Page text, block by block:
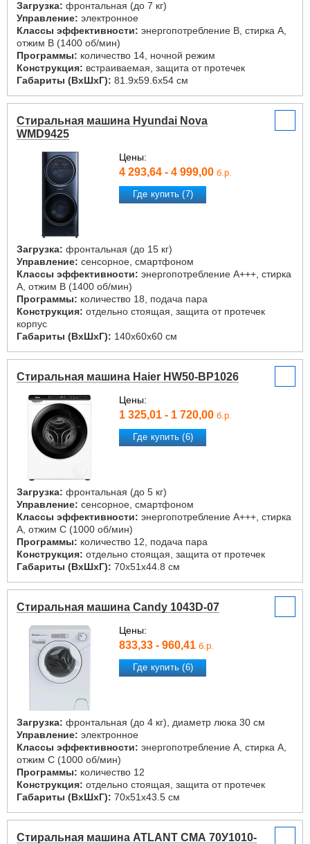
Загрузка: фронтальная (до 7 кг)
Управление: электронное
Классы эффективности: энергопотребление B, стирка A,
отжим B (1400 об/мин)
Программы: количество 14, ночной режим
Конструкция: встраиваемая, защита от протечек
Габариты (ВxШxГ): 81.9x59.6x54 см
Стиральная машина Hyundai Nova
WMD9425
Цены:
4 293,64 - 4 999,00 б.р.
Где купить (7)
Загрузка: фронтальная (до 15 кг)
Управление: сенсорное, смартфоном
Классы эффективности: энергопотребление A+++, стирка
A, отжим B (1400 об/мин)
Программы: количество 18, подача пара
Конструкция: отдельно стоящая, защита от протечек
корпус
Габариты (ВxШxГ): 140x60x60 см
Стиральная машина Haier HW50-BP1026
Цены:
1 325,01 - 1 720,00 б.р.
Где купить (6)
Загрузка: фронтальная (до 5 кг)
Управление: сенсорное, смартфоном
Классы эффективности: энергопотребление A+++, стирка
A, отжим C (1000 об/мин)
Программы: количество 12, подача пара
Конструкция: отдельно стоящая, защита от протечек
Габариты (ВxШxГ): 70x51x44.8 см
Стиральная машина Candy 1043D-07
Цены:
833,33 - 960,41 б.р.
Где купить (6)
Загрузка: фронтальная (до 4 кг), диаметр люка 30 см
Управление: электронное
Классы эффективности: энергопотребление A, стирка A,
отжим C (1000 об/мин)
Программы: количество 12
Конструкция: отдельно стоящая, защита от протечек
Габариты (ВxШxГ): 70x51x43.5 см
Стиральная машина ATLANT СМА 70У1010-